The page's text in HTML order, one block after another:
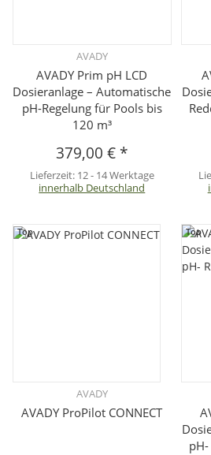
AVADY
AVADY Prim pH LCD
Dosieranlage – Automatische
pH-Regelung für Pools bis
120 m³
379,00 € *
Lieferzeit: 12 - 14 Werktage
innerhalb Deutschland
Top
AVADY
AVADY ProPilot CONNECT
Top